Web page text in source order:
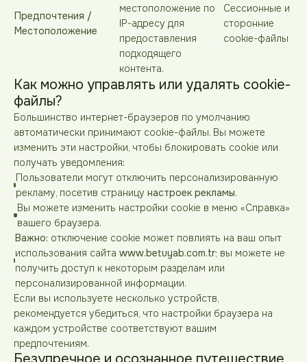
Предпочтения /
Местоположение
местоположение по
IP-адресу для
предоставления
подходящего
контента.
Сессионные и
сторонние
cookie-файлы
Как можно управлять или удалять cookie-
файлы?
Большинство интернет-браузеров по умолчанию
автоматически принимают cookie-файлы. Вы можете
изменить эти настройки, чтобы блокировать cookie или
получать уведомления:
Пользователи могут отключить персонализированную
рекламу, посетив страницунастроек рекламы.
Вы можете изменить настройки cookie в меню «Справка»
вашего браузера.
Важно: отключение cookie может повлиять на ваш опыт
использования сайта www.betuyab.com.tr; вы можете не
получить доступ к некоторым разделам или
персонализированной информации.
Если вы используете несколько устройств,
рекомендуется убедиться, что настройки браузера на
каждом устройстве соответствуют вашим
предпочтениям.